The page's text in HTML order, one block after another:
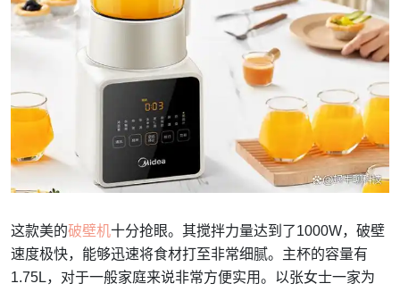
这款美的破壁机十分抢眼。其搅拌力量达到了1000W，破壁
速度极快，能够迅速将食材打至非常细腻。主杯的容量有
1.75L，对于一般家庭来说非常方便实用。以张女士一家为